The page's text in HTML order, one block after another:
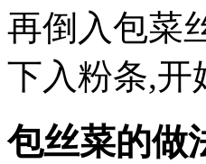
再倒入包菜
下入粉条,开
包丝菜的做